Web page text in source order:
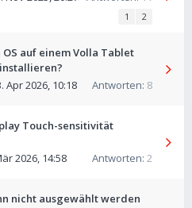
1 2
auf einem Volla Tablet
Antworten: 8
Apr 2026, 10:18
Touch-sensitivität
Antworten: 2
2026, 14:58
nicht ausgewählt werden